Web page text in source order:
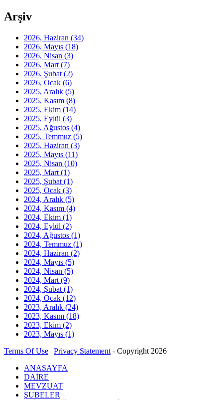
Arşiv
2026, Haziran (34)
2026, Mayıs (18)
2026, Nisan (3)
2026, Mart (7)
2026, Şubat (2)
2026, Ocak (6)
2025, Aralık (5)
2025, Kasım (8)
2025, Ekim (14)
2025, Eylül (3)
2025, Ağustos (4)
2025, Temmuz (5)
2025, Haziran (3)
2025, Mayıs (11)
2025, Nisan (10)
2025, Mart (1)
2025, Şubat (1)
2025, Ocak (3)
2024, Aralık (5)
2024, Kasım (4)
2024, Ekim (1)
2024, Eylül (2)
2024, Ağustos (1)
2024, Temmuz (1)
2024, Haziran (2)
2024, Mayıs (5)
2024, Nisan (5)
2024, Mart (9)
2024, Şubat (1)
2024, Ocak (12)
2023, Aralık (24)
2023, Kasım (18)
2023, Ekim (2)
2023, Mayıs (1)
Terms Of Use | Privacy Statement - Copyright 2026
ANASAYFA
DAİRE
MEVZUAT
ŞUBELER